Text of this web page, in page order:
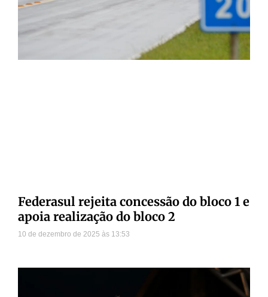
Federasul rejeita concessão do bloco 1 e
apoia realização do bloco 2
10 de dezembro de 2025 13:53